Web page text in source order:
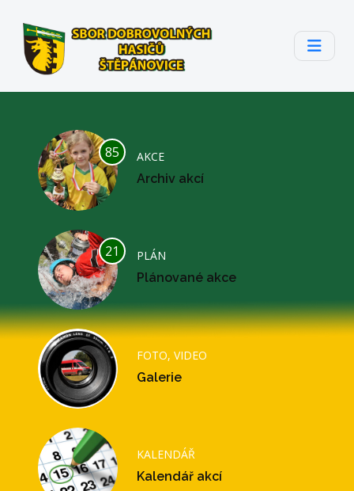
85
AKCE
Archiv akcí
21
PLÁN
Plánované akce
FOTO, VIDEO
Galerie
KALENDÁŘ
Kalendář akcí